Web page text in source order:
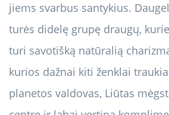
jiems svarbus santykius.
turės didelę grupę draugų,
turi savotišką natūralią
kurios dažnai kiti ženklai
planetos valdovas, Liūtas